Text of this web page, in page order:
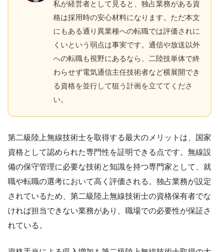
私が経営者として見ると、独占業務がある資
格は採用時の安心材料になります。ただ本文
にもある通り異業種への転職では評価されに
くいという弱点は事実です。通信や放送以外
への転職も視野にあるなら、二陸技単体で終
わらせず電気通信主任技術者など横展開でき
る資格を並行して狙う計画を立ててくださ
い。
第二級陸上無線技術士を取得する最大のメリットは、国家
資格として認められた専門性を証明できる点です。無線設
備の保守管理に必要な技術と知識を持つ専門家として、就
職や転職の選考において高く評価される。独占業務が設定
されているため、第二級陸上無線技術士の資格保有者でな
ければ担当できない業務があり、職場での必要性が保証さ
れている。